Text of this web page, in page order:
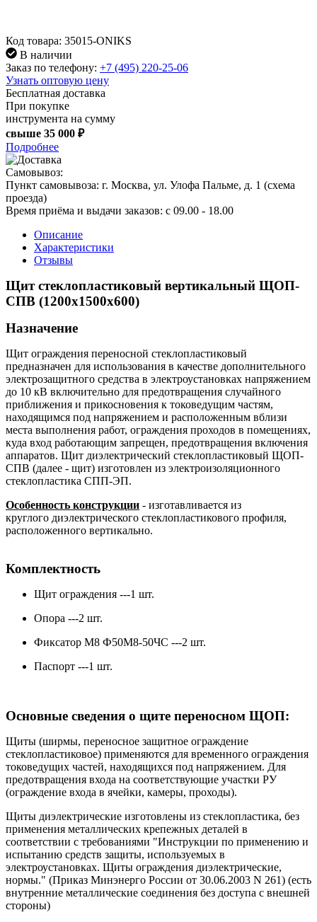
Код товара: 35015-ONIKS
В наличии
Заказ по телефону: +7 (495) 220-25-06
Узнать оптовую цену
Бесплатная доставка
При покупке
инструмента на сумму
свыше 35 000 ₽
Подробнее
Самовывоз:
Пункт самовывоза: г. Москва, ул. Улофа Пальме, д. 1 (схема
проезда)
Время приёма и выдачи заказов: c 09.00 - 18.00
Описание
Характеристики
Отзывы
Щит стеклопластиковый вертикальный ЩОП-
СПВ (1200х1500х600)
Назначение
Щит ограждения переносной стеклопластиковый
предназначен для использования в качестве дополнительного
электрозащитного средства в электроустановках напряжением
до 10 кВ включительно для предотвращения случайного
приближения и прикосновения к токоведущим частям,
находящимся под напряжением и расположенным вблизи
места выполнения работ, ограждения проходов в помещениях,
куда вход работающим запрещен, предотвращения включения
аппаратов. Щит диэлектрический стеклопластиковый ЩОП-
СПВ (далее - щит) изготовлен из электроизоляционного
стеклопластика СПП-ЭП.
Особенность конструкции - изготавливается из
круглого диэлектрического стеклопластикового профиля,
расположенного вертикально.
Комплектность
Щит ограждения ---1 шт.
Опора ---2 шт.
Фиксатор М8 Ф50М8-50ЧС ---2 шт.
Паспорт ---1 шт.
Основные сведения о щите переносном ЩОП:
Щиты (ширмы, переносное защитное ограждение
стеклопластиковое) применяются для временного ограждения
токоведущих частей, находящихся под напряжением. Для
предотвращения входа на соответствующие участки РУ
(ограждение входа в ячейки, камеры, проходы).
Щиты диэлектрические изготовлены из стеклопластика, без
применения металлических крепежных деталей в
соответствии с требованиями "Инструкции по применению и
испытанию средств защиты, используемых в
электроустановках. Щиты ограждения диэлектрические,
нормы." (Приказ Минэнерго России от 30.06.2003 N 261) (есть
внутренние металлические соединения без доступа с внешней
стороны)